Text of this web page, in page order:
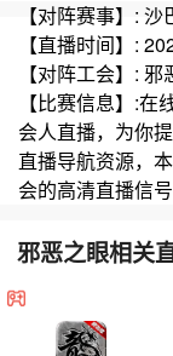
【对阵赛事】:
【直播时间】:
【对阵工会】:
【比赛信息】:
会人直播，为你
直播导航资源，
会的高清直播信
邪恶之眼相关